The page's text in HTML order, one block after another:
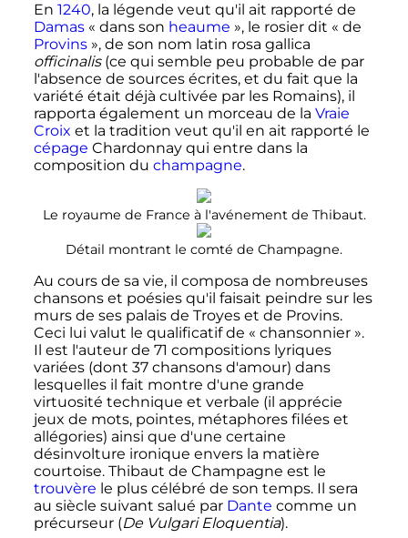
En 1240, la légende veut qu'il ait rapporté de
Damas« dans son heaume », le rosier dit « de
Provins », de son nom latin rosa gallica
officinalis(ce qui semble peu probable de par
l'absence de sources écrites, et du fait que la
variété était déjà cultivée par les Romains), il
rapporta également un morceau de la Vraie
Croix et la tradition veut qu'il en ait rapporté le
cépage Chardonnay qui entre dans la
composition du champagne.
Le royaume de France à l'avénement de Thibaut.
Détail montrant le comté de Champagne.
Au cours de sa vie, il composa de nombreuses
chansons et poésies qu'il faisait peindre sur les
murs de ses palais de Troyes et de Provins.
Ceci lui valut le qualificatif de « chansonnier ».
Il est l'auteur de 71 compositions lyriques
variées (dont 37 chansons d'amour) dans
lesquelles il fait montre d'une grande
virtuosité technique et verbale (il apprécie
jeux de mots, pointes, métaphores filées et
allégories) ainsi que d'une certaine
désinvolture ironique envers la matière
courtoise. Thibaut de Champagne est le
trouvère le plus célébré de son temps. Il sera
au siècle suivant salué par Dante comme un
précurseur (De Vulgari Eloquentia).